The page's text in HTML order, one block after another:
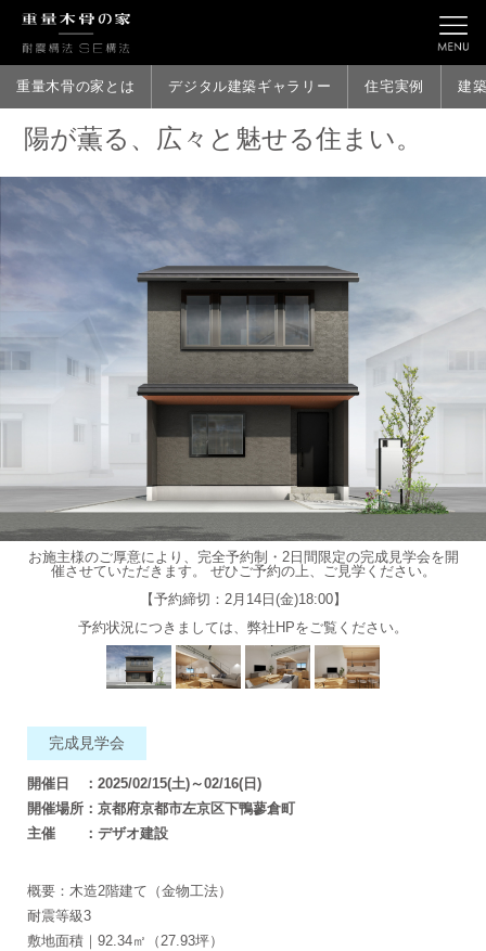
重量木骨の家とは デジタル建築ギャラリー 住宅実例 建
陽が薫る、広々と魅せる住まい。
お施主様のご厚意により、完全予約制・2日間限定の完成見学会を開
催させていただきます。 ぜひご予約の上、ご見学ください。
【予約締切：2月14日(金)18:00】
予約状況につきましては、弊社HPをご覧ください。
完成見学会
開催日 ：2025/02/15(土)～02/16(日)
開催場所：京都府京都市左京区下鴨蓼倉町
主催 ：デザオ建設
概要：木造2階建て（金物工法）
耐震等級3
敷地面積｜92.34㎡（27.93坪）